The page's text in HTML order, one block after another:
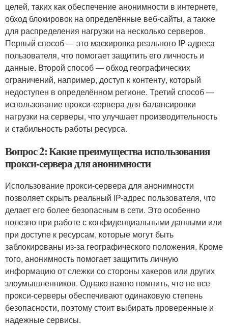
целей, таких как обеспечение анонимности в интернете,
обход блокировок на определённые веб-сайты, а также
для распределения нагрузки на несколько серверов.
Первый способ — это маскировка реального IP-адреса
пользователя, что помогает защитить его личность и
данные. Второй способ — обход географических
ограничений, например, доступ к контенту, который
недоступен в определённом регионе. Третий способ —
использование прокси-сервера для балансировки
нагрузки на серверы, что улучшает производительность
и стабильность работы ресурса.
Вопрос 2: Какие преимущества использования
прокси-сервера для анонимности
Использование прокси-сервера для анонимности
позволяет скрыть реальный IP-адрес пользователя, что
делает его более безопасным в сети. Это особенно
полезно при работе с конфиденциальными данными или
при доступе к ресурсам, которые могут быть
заблокированы из-за географического положения. Кроме
того, анонимность помогает защитить личную
информацию от слежки со стороны хакеров или других
злоумышленников. Однако важно помнить, что не все
прокси-серверы обеспечивают одинаковую степень
безопасности, поэтому стоит выбирать проверенные и
надежные сервисы.